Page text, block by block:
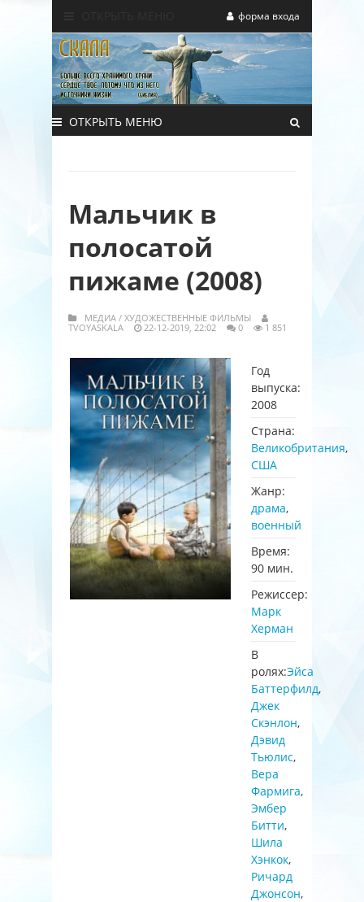
форма входа
ОТКРЫТЬ МЕНЮ
Мальчик в
полосатой
пижаме (2008)
МЕДИА / ХУДОЖЕСТВЕННЫЕ ФИЛЬМЫ
TVOYASKALA
22-12-2019, 22:02 0 1 851
Год
выпуска:
2008
Страна:
Великобритания,
США
Жанр:
драма,
военный
Время:
90 мин.
Режиссер:
Марк
Херман
В
ролях:Эйса
Баттерфилд,
Джек
Скэнлон,
Дэвид
Тьюлис,
Вера
Фармига,
Эмбер
Битти,
Шила
Хэнкок,
Ричард
Джонсон,